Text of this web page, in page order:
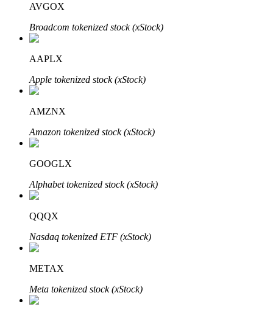
الاستثمار التلقائي
احصل على أرباح طويلة الأجل وفوائد مرنة
تعلم الستاكينغ
تعرف على كيفية كسب الدخل السلبي
AVGOX
Broadcom tokenized stock (xStock)
AAPLX
Apple tokenized stock (xStock)
AMZNX
Amazon tokenized stock (xStock)
GOOGLX
Alphabet tokenized stock (xStock)
QQQX
Nasdaq tokenized ETF (xStock)
METAX
Meta tokenized stock (xStock)